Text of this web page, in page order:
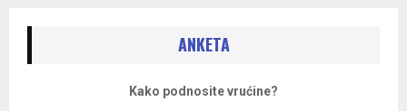
ANKETA
Kako podnosite vrućine?